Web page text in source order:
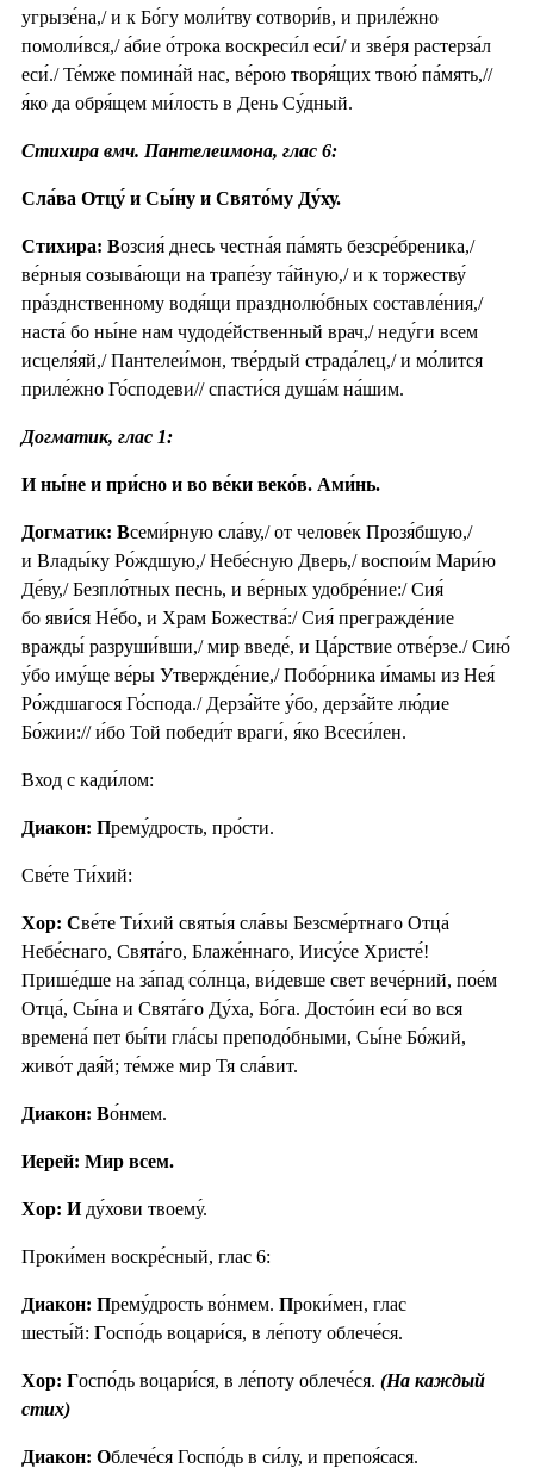
угрызе́на,/ и к Бо́гу моли́тву сотвори́в, и приле́жно
помоли́вся,/ а́бие о́трока воскреси́л еси́/ и зве́ря растерза́л
еси́./ Те́мже помина́й нас, ве́рою творя́щих твою́ па́мять,//
я́ко да обря́щем ми́лость в День Су́дный.
Стихира вмч. Пантелеимона, глас 6:
Сла́ва Отцу́ и Сы́ну и Свято́му Ду́ху.
Стихира: Возсия́ днесь честна́я па́мять безсре́бреника,/
ве́рныя созыва́ющи на трапе́зу та́йную,/ и к торжеству́
пра́зднственному водя́щи празднолю́бных составле́ния,/
наста́ бо ны́не нам чудоде́йственный врач,/ неду́ги всем
исцеля́яй,/ Пантелеи́мон, тве́рдый страда́лец,/ и мо́лится
приле́жно Го́сподеви// спасти́ся душа́м на́шим.
Догматик, глас 1:
И ны́не и при́сно и во ве́ки веко́в. Ами́нь.
Догматик: Всеми́рную сла́ву,/ от челове́к Прозя́бшую,/
и Влады́ку Ро́ждшую,/ Небе́сную Дверь,/ воспои́м Мари́ю
Де́ву,/ Безпло́тных песнь, и ве́рных удобре́ние:/ Сия́
бо яви́ся Не́бо, и Храм Божества́:/ Сия́ прегражде́ние
вражды́ разруши́вши,/ мир введе́, и Ца́рствие отве́рзе./ Сию́
у́бо иму́ще ве́ры Утвержде́ние,/ Побо́рника и́мамы из Нея́
Ро́ждшагося Го́спода./ Дерза́йте у́бо, дерза́йте лю́дие
Бо́жии:// и́бо Той победи́т враги́, я́ко Всеси́лен.
Вход с кади́лом:
Диакон: Прему́дрость, про́сти.
Све́те Ти́хий:
Хор: Све́те Ти́хий святы́я сла́вы Безсме́ртнаго Отца́
Небе́снаго, Свята́го, Блаже́ннаго, Иису́се Христе́!
Прише́дше на за́пад со́лнца, ви́девше свет вече́рний, пое́м
Отца́, Сы́на и Свята́го Ду́ха, Бо́га. Досто́ин еси́ во вся
времена́ пет бы́ти гла́сы преподо́бными, Сы́не Бо́жий,
живо́т дая́й; те́мже мир Тя сла́вит.
Диакон: Во́нмем.
Иерей: Мир всем.
Хор: Иду́хови твоему́.
Проки́мен воскре́сный, глас 6:
Диакон: Прему́дрость во́нмем. Проки́мен, глас
шесты́й: Госпо́дь воцари́ся, в ле́поту облече́ся.
Хор: Госпо́дь воцари́ся, в ле́поту облече́ся. (На каждый
стих)
Диакон: Облече́ся Госпо́дь в си́лу, и препоя́сася.